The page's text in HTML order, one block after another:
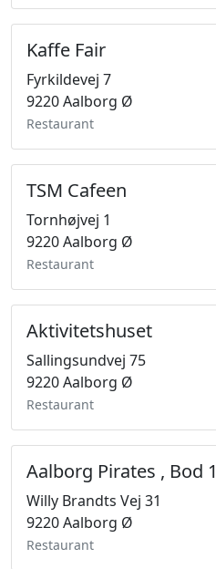
Kaffe Fair
Fyrkildevej 7
9220 Aalborg Ø
Restaurant
TSM Cafeen
Tornhøjvej 1
9220 Aalborg Ø
Restaurant
Aktivitetshuset
Sallingsundvej 75
9220 Aalborg Ø
Restaurant
Aalborg Pirates , Bod 1
Willy Brandts Vej 31
9220 Aalborg Ø
Restaurant